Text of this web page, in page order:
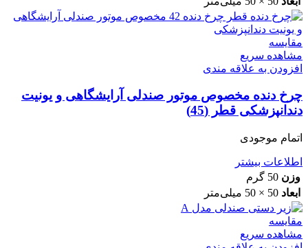
مقایسه
مشاهده سریع
افزودن به علاقه مندی
چرخ دنده مخصوص موتور صندلی آرایشگاهی و یونیت
دندانپزشکی قطر (45)
اتمام موجودی
اطلاعات بیشتر
وزن 50 گرم
ابعاد 50 × 50 میلی‌متر
مقایسه
مشاهده سریع